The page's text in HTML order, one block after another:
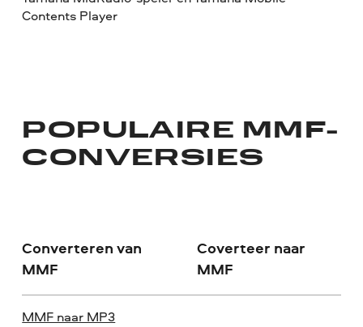
Contents Player
POPULAIRE MMF-
CONVERSIES
Converteren van
MMF
Coverteer naar
MMF
MMF naar MP3